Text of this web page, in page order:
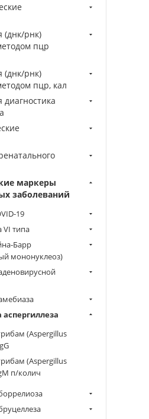
(днк/рнк)
пцр
(днк/рнк)
пцр, кал
маркеры
заболеваний
19
VI типа
Барр
мононуклеоз)
(Aspergillus
(Aspergillus
п/колич